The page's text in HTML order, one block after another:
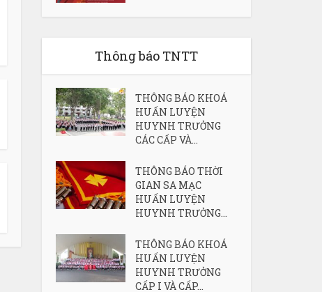
Thông báo TNTT
THÔNG BÁO KHOÁ
HUẤN LUYỆN
HUYNH TRƯỞNG
CÁC CẤP VÀ...
THÔNG BÁO THỜI
GIAN SA MẠC
HUẤN LUYỆN
HUYNH TRƯỞNG...
THÔNG BÁO KHOÁ
HUẤN LUYỆN
HUYNH TRƯỞNG
CẤP I VÀ CẤP...